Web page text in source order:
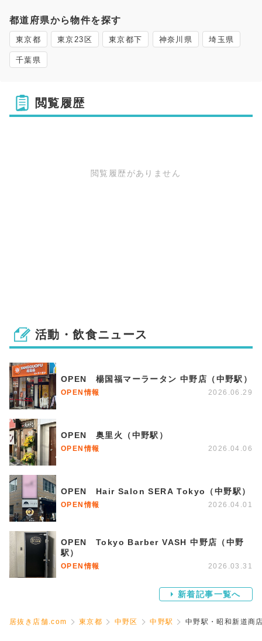
都道府県から物件を探す
東京都 東京23区 東京都下 神奈川県 埼玉県
千葉県
閲覧履歴
閲覧履歴がありません
活動・飲食ニュース
OPEN 楊国福マーラータン 中野店（中野駅）
OPEN情報 2026.06.29
OPEN 奥里火（中野駅）
OPEN情報 2026.04.06
OPEN Hair Salon SERA Tokyo（中野駅）
OPEN情報 2026.04.01
OPEN Tokyo Barber VASH 中野店（中野
駅）
OPEN情報 2026.03.31
新着記事一覧へ
居抜き店舗.com 東京都 中野区 中野駅 中野駅・昭和新道商